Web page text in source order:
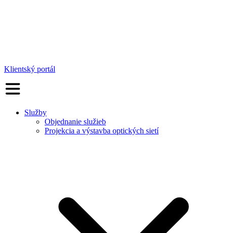
Klientský portál
Služby
Objednanie služieb
Projekcia a výstavba optických sietí